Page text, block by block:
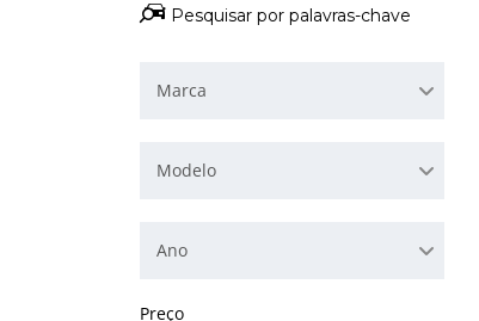
Marca
Modelo
Ano
Preço